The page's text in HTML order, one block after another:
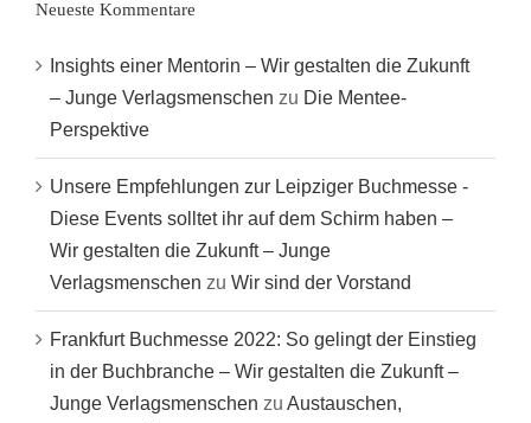
Neueste Kommentare
Insights einer Mentorin – Wir gestalten die Zukunft
– Junge Verlagsmenschen zu Die Mentee-
Perspektive
Unsere Empfehlungen zur Leipziger Buchmesse -
Diese Events solltet ihr auf dem Schirm haben –
Wir gestalten die Zukunft – Junge
Verlagsmenschen zu Wir sind der Vorstand
Frankfurt Buchmesse 2022: So gelingt der Einstieg
in der Buchbranche – Wir gestalten die Zukunft –
Junge Verlagsmenschen zu Austauschen,